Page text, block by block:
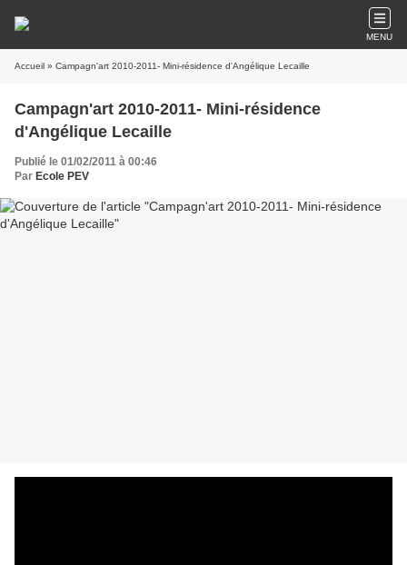
MENU
Accueil » Campagn'art 2010-2011- Mini-résidence d'Angélique Lecaille
Campagn'art 2010-2011- Mini-résidence
d'Angélique Lecaille
Publié le 01/02/2011 à 00:46
Par Ecole PEV